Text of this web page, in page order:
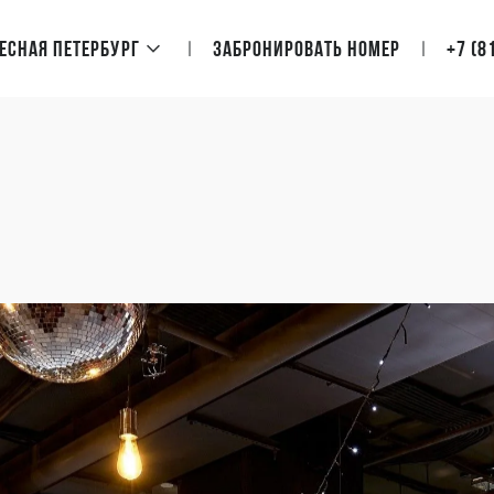
Петербург Забронировать номер +7